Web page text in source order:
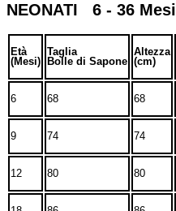
NEONATI 6 - 36 Mesi
Età
(Mesi)
Taglia
Bolle di Sapone
Altezza
(cm)
6 68 68
9 74 74
12 80 80